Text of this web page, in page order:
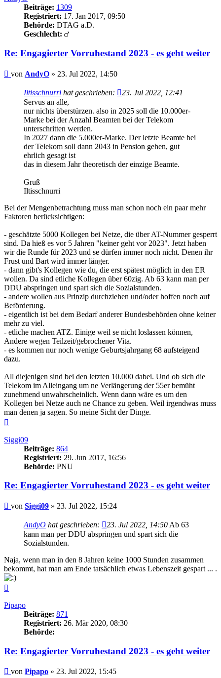
Beiträge: 1309
Registriert: 17. Jan 2017, 09:50
Behörde: DTAG a.D.
Geschlecht:
Re: Engagierter Vorruhestand 2023 - es geht weiter
Beitrag
von AndyO » 23. Jul 2022, 14:50
Iltisschnurri hat geschrieben:
23. Jul 2022, 12:41
Servus an alle,
nur nichts überstürzen. also in 2025 soll die 10.000er-
Marke bei der Anzahl Beamten bei der Telekom
unterschritten werden.
In 2027 dann die 5.000er-Marke. Der letzte Beamte bei
der Telekom soll dann 2043 in Pension gehen, gut
ehrlich gesagt ist
das in diesem Jahr theoretisch der einzige Beamte.
Gruß
Iltisschnurri
Bei der Mengenbetrachtung muss man schon noch ein paar mehr
Faktoren berücksichtigen:
- geschätzte 5000 Kollegen bei Netze, die über AT-Nummer gesperrt
sind. Da hieß es vor 5 Jahren "keiner geht vor 2023". Jetzt haben
wir die Runde für 2023 und se dürfen immer noch nicht. Denen ihr
Frust und Bart wird immer länger.
- dann gibt's Kollegen wie du, die erst spätest möglich in den ER
wollen. Da sind etliche Kollegen über 60zig. Ab 63 kann man per
DDU abspringen und spart sich die Sozialstunden.
- andere wollen aus Prinzip durchziehen und/oder hoffen noch auf
Beförderung.
- eigentlich ist bei dem Bedarf anderer Bundesbehörden ohne keiner
mehr zu viel.
- etliche machen ATZ. Einige weil se nicht loslassen können,
Andere wegen Teilzeit/gebrochener Vita.
- es kommen nur noch wenige Geburtsjahrgang 68 aufsteigend
dazu.
All diejenigen sind bei den letzten 10.000 dabei. Und ob sich die
Telekom im Alleingang um ne Verlängerung der 55er bemüht
zunehmend unwahrscheinlich. Wenn dann wäre es um den
Kollegen bei Netze auch ne Chance zu geben. Weil irgendwas muss
man denen ja sagen. So meine Sicht der Dinge.
Siggi09
Beiträge: 864
Registriert: 29. Jun 2017, 16:56
Behörde: PNU
Re: Engagierter Vorruhestand 2023 - es geht weiter
Beitrag
von Siggi09 » 23. Jul 2022, 15:24
AndyO hat geschrieben: 23. Jul 2022, 14:50 Ab 63
kann man per DDU abspringen und spart sich die
Sozialstunden.
Naja, wenn man in den 8 Jahren keine 1000 Stunden zusammen
bekommt, hat man am Ende tatsächlich etwas Lebenszeit gespart ... .
Pipapo
Beiträge: 871
Registriert: 26. Mär 2020, 08:30
Behörde:
Re: Engagierter Vorruhestand 2023 - es geht weiter
Beitrag
von Pipapo » 23. Jul 2022, 15:45